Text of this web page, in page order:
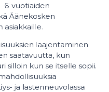
vuotiaiden
Äänekosken
asiakkaille.
laajentaminen
saatavuutta, kun
silloin kun se itselle sopii.
ja lastenneuvolassa